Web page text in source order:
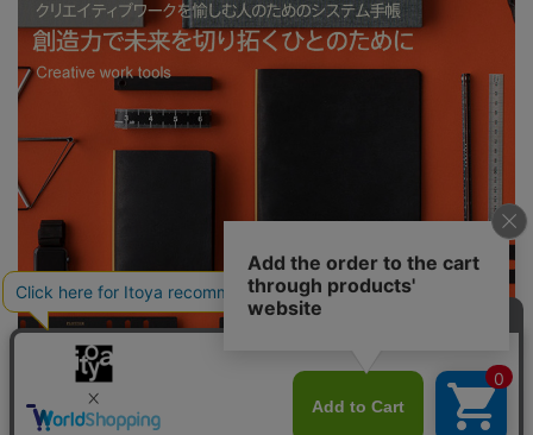
PLOTTER 創造力で未来を切り拓くひとのために